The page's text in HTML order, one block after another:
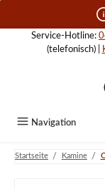
Zum Hauptinhalt springen
Service-Hotline:
(telefonisch) |
Navigation
Startseite / Kamine /